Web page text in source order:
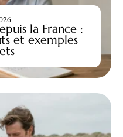
la France :
et exemples